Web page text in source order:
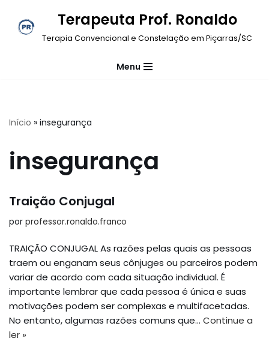
Pular
Terapeuta Prof. Ronaldo
Terapia Convencional e Constelação em Piçarras/SC
Menu
Início » insegurança
insegurança
Traição Conjugal
por professor.ronaldo.franco
TRAIÇÃO CONJUGAL As razões pelas quais as pessoas
traem ou enganam seus cônjuges ou parceiros podem
variar de acordo com cada situação individual. É
importante lembrar que cada pessoa é única e suas
motivações podem ser complexas e multifacetadas.
No entanto, algumas razões comuns que… Continue a
ler »